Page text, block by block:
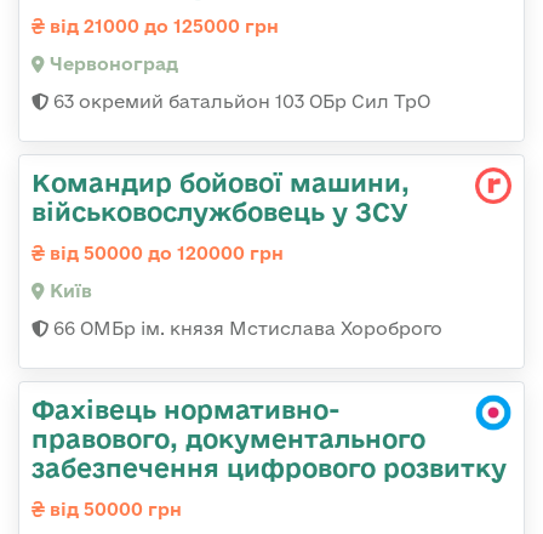
від 21000 до 125000 грн
Червоноград
63 окремий батальйон 103 ОБр Сил ТрО
Командир бойової машини,
військовослужбовець у ЗСУ
від 50000 до 120000 грн
Київ
66 ОМБр ім. князя Мстислава Хороброго
Фахівець нормативно-
правового, документального
забезпечення цифрового розвитку
від 50000 грн